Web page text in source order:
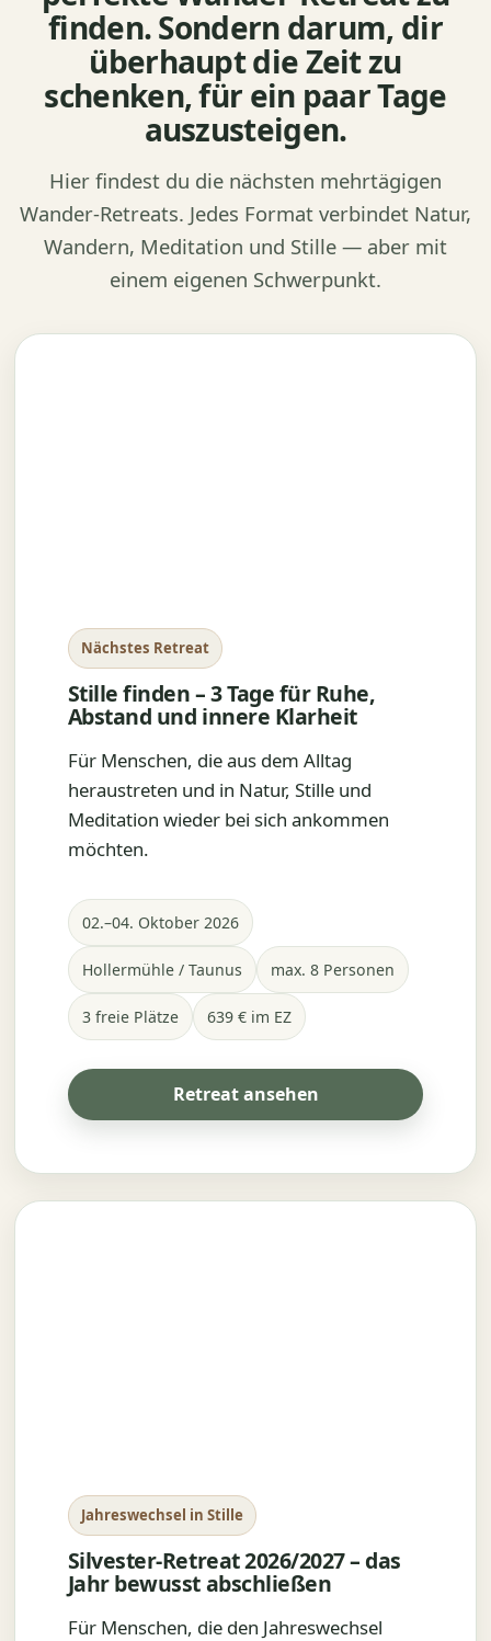
finden. Sondern darum, dir
überhaupt die Zeit zu
schenken, für ein paar Tage
auszusteigen.
Hier findest du die nächsten mehrtägigen
Wander-Retreats. Jedes Format verbindet Natur,
Wandern, Meditation und Stille — aber mit
einem eigenen Schwerpunkt.
Nächstes Retreat
Stille finden – 3 Tage für Ruhe,
Abstand und innere Klarheit
Für Menschen, die aus dem Alltag
heraustreten und in Natur, Stille und
Meditation wieder bei sich ankommen
möchten.
02.–04. Oktober 2026
Hollermühle / Taunus max. 8 Personen
3 freie Plätze 639 € im EZ
Retreat ansehen
Jahreswechsel in Stille
Silvester-Retreat 2026/2027 – das
Jahr bewusst abschließen
Für Menschen, die den Jahreswechsel